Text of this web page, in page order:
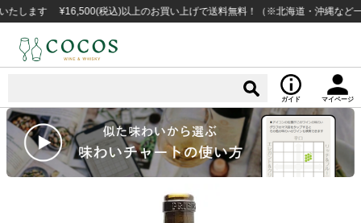
す ¥16,500(税込)以上のお買い上げで送料無料！（※北海道・沖縄など一部例
ガイド マイページ